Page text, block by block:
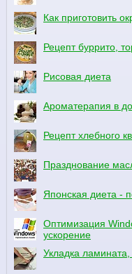
Как приготовить
Рецепт буррито,
Рисовая диета
Ароматерапия в
Рецепт хлебного
Празднование
Японская диета -
Оптимизация
ускорение
Укладка